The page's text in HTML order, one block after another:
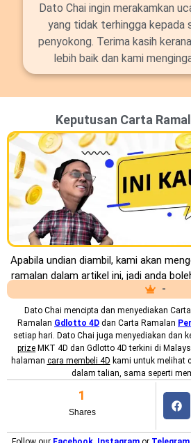
Dato Chai ingin merakamkan
yang tidak terhingga kepada
penyokong. Terima kasih
lebih baik dan kami
Keputusan Carta
Apabila undian diambil, kami akan
ramalan dalam artikel ini, jadi anda
-
Dato Chai mencipta dan menyediakan
Ramalan Gdlotto 4D dan Carta Ramalan
setiap hari. Dato Chai juga menyediakan dan
prize MKT 4D dan Gdlotto 4D terkini di
halaman cara membeli 4D kami untuk melihat
dalam talian, sama seperti
Shares
1